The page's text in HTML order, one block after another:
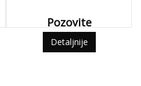
Pozovite
Detaljnije